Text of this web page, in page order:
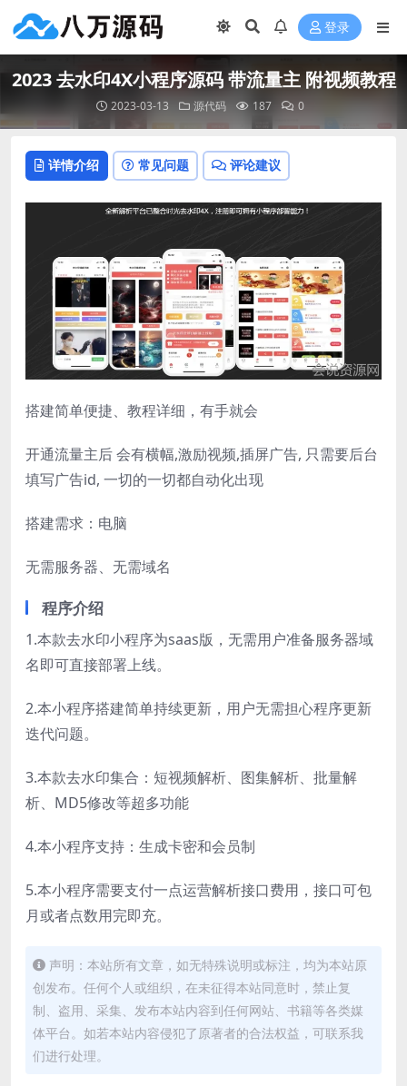
登录
2023 去水印4X小程序源码 带流量主 附视频教程
2023-03-13 源代码 187 0
详情介绍 常见问题 评论建议
搭建简单便捷、教程详细，有手就会
开通流量主后 会有横幅,激励视频,插屏广告, 只需要后台
填写广告id, 一切的一切都自动化出现
搭建需求：电脑
无需服务器、无需域名
程序介绍
1.本款去水印小程序为saas版，无需用户准备服务器域
名即可直接部署上线。
2.本小程序搭建简单持续更新，用户无需担心程序更新
迭代问题。
3.本款去水印集合：短视频解析、图集解析、批量解
析、MD5修改等超多功能
4.本小程序支持：生成卡密和会员制
5.本小程序需要支付一点运营解析接口费用，接口可包
月或者点数用完即充。
声明：本站所有文章，如无特殊说明或标注，均为本站原
创发布。任何个人或组织，在未征得本站同意时，禁止复
制、盗用、采集、发布本站内容到任何网站、书籍等各类媒
体平台。如若本站内容侵犯了原著者的合法权益，可联系我
们进行处理。